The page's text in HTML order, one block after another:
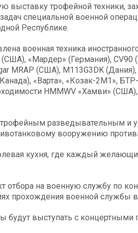
трофейной техники,
специальной военной
Республике.
военная техника
«Мардер» (Германия),
MRAP (США), М113G3DK (Дания),
«Варта», «Козак-2М1»,
HMMWV «Хамви» (США),
разведывательным и
вооружению
кухня, где каждый
на военную службу по
прохождения военной службы
будут выступать с концертными